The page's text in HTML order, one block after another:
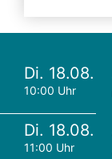
Di. 18.08.
10:00 Uhr
Di. 18.08.
11:00 Uhr